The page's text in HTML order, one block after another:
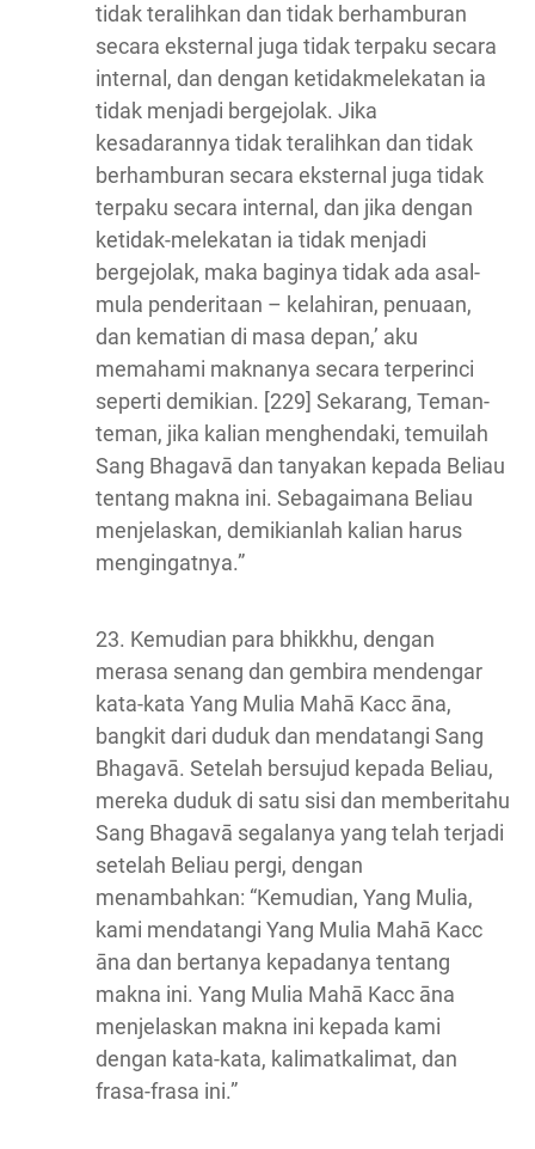
tidak teralihkan dan tidak berhamburan
secara eksternal juga tidak terpaku secara
internal, dan dengan ketidakmelekatan ia
tidak menjadi bergejolak. Jika
kesadarannya tidak teralihkan dan tidak
berhamburan secara eksternal juga tidak
terpaku secara internal, dan jika dengan
ketidak-melekatan ia tidak menjadi
bergejolak, maka baginya tidak ada asal-
mula penderitaan – kelahiran, penuaan,
dan kematian di masa depan,’ aku
memahami maknanya secara terperinci
seperti demikian. [229] Sekarang, Teman-
teman, jika kalian menghendaki, temuilah
Sang Bhagavā dan tanyakan kepada Beliau
tentang makna ini. Sebagaimana Beliau
menjelaskan, demikianlah kalian harus
mengingatnya.”
23. Kemudian para bhikkhu, dengan
merasa senang dan gembira mendengar
kata-kata Yang Mulia Mahā Kacc āna,
bangkit dari duduk dan mendatangi Sang
Bhagavā. Setelah bersujud kepada Beliau,
mereka duduk di satu sisi dan memberitahu
Sang Bhagavā segalanya yang telah terjadi
setelah Beliau pergi, dengan
menambahkan: “Kemudian, Yang Mulia,
kami mendatangi Yang Mulia Mahā Kacc
āna dan bertanya kepadanya tentang
makna ini. Yang Mulia Mahā Kacc āna
menjelaskan makna ini kepada kami
dengan kata-kata, kalimatkalimat, dan
frasa-frasa ini.”